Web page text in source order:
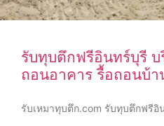
รับทุบตึกฟรีอินทร์บุรี บ
ถอนอาคาร รื้อถอนบ้า
รับเหมาทุบตึก.com รับทุบตึกฟรีอิ